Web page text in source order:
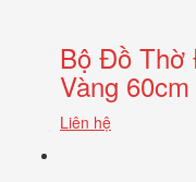
Bộ Đồ Thờ
Vàng
Liên hệ